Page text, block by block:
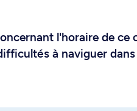
l'horaire de ce
à naviguer